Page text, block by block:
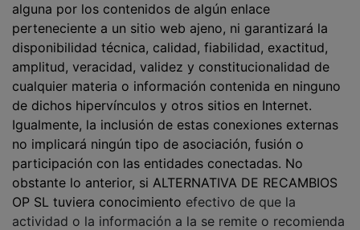
alguna por los contenidos de algún enlace
perteneciente a un sitio web ajeno, ni garantizará la
disponibilidad técnica, calidad, fiabilidad, exactitud,
amplitud, veracidad, validez y constitucionalidad de
cualquier materia o información contenida en ninguno
de dichos hipervínculos y otros sitios en Internet.
Igualmente, la inclusión de estas conexiones externas
no implicará ningún tipo de asociación, fusión o
participación con las entidades conectadas. No
obstante lo anterior, si ALTERNATIVA DE RECAMBIOS
OP SL tuviera conocimiento efectivo de que la
actividad o la información a la se remite o recomienda